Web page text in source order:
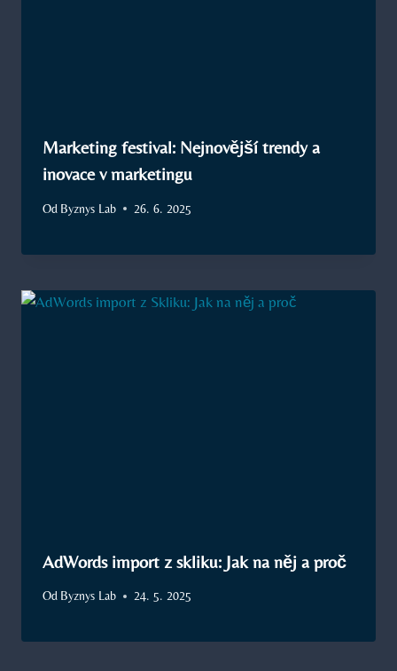
Marketing festival: Nejnovější trendy a
inovace v marketingu
Od Byznys Lab 26. 6. 2025
AdWords import z skliku: Jak na něj a proč
Od Byznys Lab 24. 5. 2025